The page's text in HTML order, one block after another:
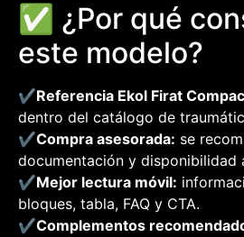
✅ ¿Por qué
este modelo?
✔️Referencia Ekol Firat
dentro del catálogo de
✔️Compra asesorada: se
documentación y disponibilidad
✔️Mejor lectura móvil:
bloques, tabla, FAQ y CTA.
✔️Complementos